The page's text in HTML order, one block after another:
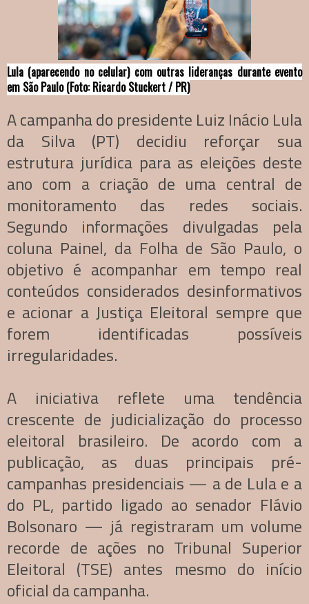
Lula (aparecendo no celular) com outras lideranças durante evento
em São Paulo (Foto: Ricardo Stuckert / PR)
A campanha do presidente Luiz Inácio Lula
da Silva (PT) decidiu reforçar sua
estrutura jurídica para as eleições deste
ano com a criação de uma central de
monitoramento das redes sociais.
Segundo informações divulgadas pela
coluna Painel, da Folha de São Paulo, o
objetivo é acompanhar em tempo real
conteúdos considerados desinformativos
e acionar a Justiça Eleitoral sempre que
forem identificadas possíveis
irregularidades.
A iniciativa reflete uma tendência
crescente de judicialização do processo
eleitoral brasileiro. De acordo com a
publicação, as duas principais pré-
campanhas presidenciais — a de Lula e a
do PL, partido ligado ao senador Flávio
Bolsonaro — já registraram um volume
recorde de ações no Tribunal Superior
Eleitoral (TSE) antes mesmo do início
oficial da campanha.